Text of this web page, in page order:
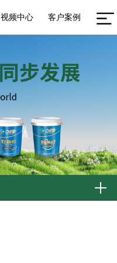
视频中心 客户案例